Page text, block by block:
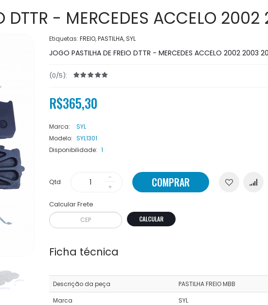
DTTR - MERCEDES ACCELO
Etiquetas: FREIO,PASTILHA, SYL
JOGO PASTILHA DE FREIO DTTR - MERCEDES ACCELO 2002 2003
(0/5):
R$365,30
Marca:
SYL
Modelo: SYL1301
Disponibilidade: 1
Qtd COMPRAR
Calcular Frete
CALCULAR
Ficha técnica
Descrição da peça
PASTILHA FREIO MBB
Marca
SYL